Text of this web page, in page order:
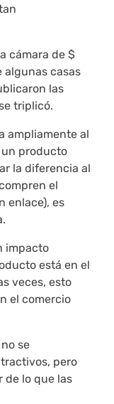
cámara de $
algunas casas
las
triplicó.
ampliamente al
un producto
la diferencia al
el
enlace), es
impacto
está en el
veces, esto
el comercio
se
pero
de lo que las